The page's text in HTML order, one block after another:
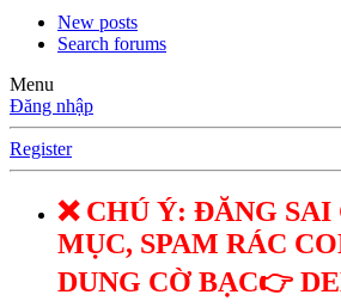
New posts
Search forums
Menu
Đăng nhập
Register
❌ CHÚ Ý: ĐĂNG SAI
MỤC, SPAM RÁC
DUNG CỜ BẠC👉